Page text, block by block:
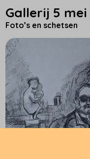
Gallerij 5 mei
Foto’s en schetsen